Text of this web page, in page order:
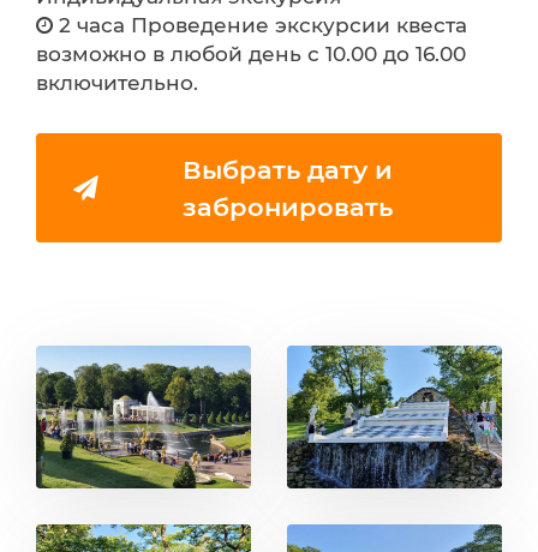
2 часа Проведение экскурсии квеста
возможно в любой день с 10.00 до 16.00
включительно.
Выбрать дату и
забронировать